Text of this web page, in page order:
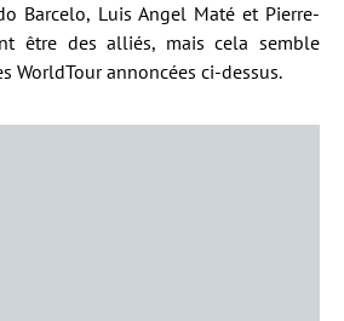
Barcelo, Luis Angel Maté et Pierre-
être des alliés, mais cela semble
WorldTour annoncées ci-dessus.